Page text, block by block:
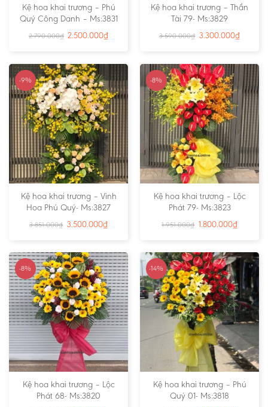
Kệ hoa khai trương – Phú
Quý Công Danh – Ms:3831
2.790.000₫ 2.500.000₫
Kệ hoa khai trương – Thần
Tài 79- Ms:3829
3.590.000₫ 3.300.000₫
-9%
Kệ hoa khai trương – Vinh
Hoa Phú Quý- Ms:3827
3.851.000₫ 3.500.000₫
-8%
Kệ hoa khai trương – Lộc
Phát 79- Ms:3823
1.951.000₫ 1.800.000₫
-8%
Kệ hoa khai trương – Lộc
Phát 68- Ms:3820
-14%
Kệ hoa khai trương – Phú
Quý 01- Ms:3818